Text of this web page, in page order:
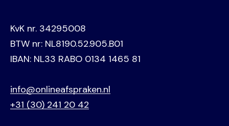
KvK nr. 34295008
BTW nr: NL8190.52.905.B01
IBAN: NL33 RABO 0134 1465 81
info@onlineafspraken.nl
+31 (30) 241 20 42